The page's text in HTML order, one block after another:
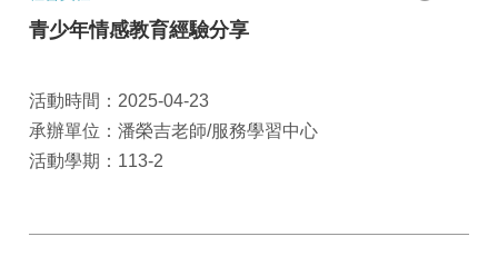
青少年情感教育經驗分享
活動時間：2025-04-23
承辦單位：潘榮吉老師/服務學習中心
活動學期：113-2